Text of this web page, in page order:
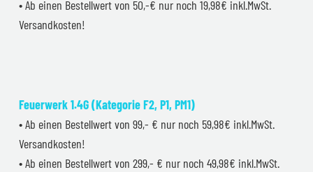
• Ab einen Bestellwert von 50,-€ nur noch 19,98€ inkl.MwSt.
Versandkosten!
Feuerwerk 1.4G (Kategorie F2, P1, PM1)
• Ab einen Bestellwert von 99,- € nur noch 59,98€ inkl.MwSt.
Versandkosten!
• Ab einen Bestellwert von 299,- € nur noch 49,98€ inkl.MwSt.